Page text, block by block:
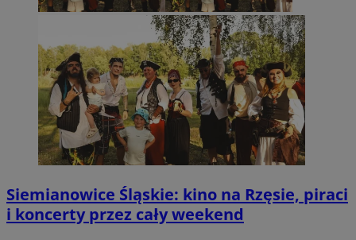
Siemianowice Śląskie: kino na Rzęsie, piraci
i koncerty przez cały weekend